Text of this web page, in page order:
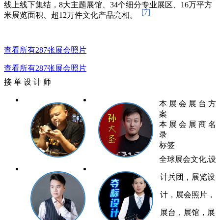
线上线下集结，8大主题展馆、34个细分专业展区、16万平方
米展览面积、超12万件文化产品亮相。
[7]
查看所有287张展会照片
查看所有287张展会照片
接 单 设 计 师
本 展 会 展 台 方
案
本 展 会 展 商 名
录
标签
全球展会文化,设
计兵团，展览设
计，展会照片，
展台，展馆，展